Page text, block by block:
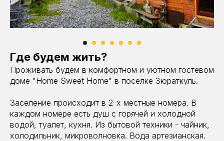
Где будем жить?
Проживать будем в комфортном и уютном гостевом
доме "Home Sweet Home" в поселке Зюраткуль.
Заселение происходит в 2-х местные номера. В
каждом номере есть душ с горячей и холодной
водой, туалет, кухня. Из бытовой техники - чайник,
холодильник, микроволновка. Вода артезианская.